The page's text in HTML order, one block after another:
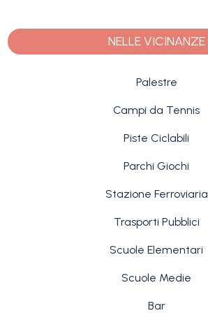
NELLE VICINANZE
Palestre
Campi da Tennis
Piste Ciclabili
Parchi Giochi
Stazione Ferroviaria
Trasporti Pubblici
Scuole Elementari
Scuole Medie
Bar